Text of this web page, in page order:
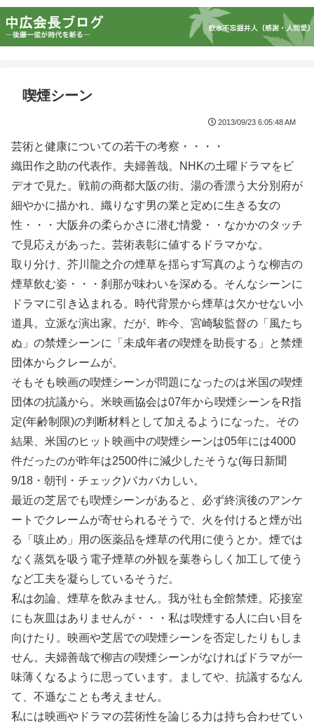
喫煙シーン
2013/09/23 6:05:48 AM
芸術と健康についての若干の考察・・・・
織田作之助の代表作。夫婦善哉。NHKの土曜ドラマをビ
デオで見た。戦前の商都大阪の街。湯の香漂う大分別府が
細やかに描かれ、織りなす男の業と定めに生きる女の
性・・・大阪弁の柔らかさに潜む情愛・・なかかのタッチ
で見応えがあった。芸術表彰に値するドラマかな。
取り分け、芥川龍之介の煙草を揺らす写真のような柳吉の
煙草飲む姿・・・刹那が味わいを深める。そんなシーンに
ドラマに引き込まれる。時代背景から煙草は欠かせない小
道具。立派な演出家。だが、昨今、宮崎駿監督の「風たち
ぬ」の禁煙シーンに「未成年者の喫煙を助長する」と禁煙
団体からクレームが。
そもそも映画の喫煙シーンが問題になったのは米国の喫煙
団体の抗議から。米映画協会は07年から喫煙シーンをR指
定(年齢制限)の判断材料として加えるようになった。その
結果、米国のヒット映画中の喫煙シーンは05年には4000
件だったのが昨年は2500件に減少したそうな(毎日新聞
9/18・朝刊・チェック)バカバカしい。
最近の芝居でも喫煙シーンがあると、必ず終演後のアンケ
ートでクレームが寄せられるそうで、火を付けると煙が出
る「咳止め」用の医薬品を煙草の代用に使うとか。煙では
なく蒸気を吸う電子煙草の外観を葉巻らしく加工して使う
など工夫を凝らしているそうだ。
私は勿論、煙草を飲みません。我が社も全館禁煙。応接室
にも灰皿はありませんが・・・私は喫煙する人に白い目を
向けたり。映画や芝居での喫煙シーンを否定したりもしま
せん。夫婦善哉で柳吉の喫煙シーンがなければドラマが一
味薄くなるように思っています。ましてや、抗議するなん
て、不遜なことも考えません。
私には映画やドラマの芸術性を論じる力は持ち合わせてい